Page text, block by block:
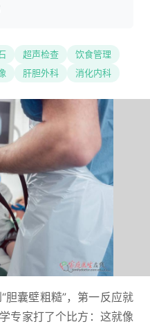
超声检查
饮食管理
肝胆外科 消化内科
胆囊壁粗糙”，第一反应就
专家打了个比方：这就像